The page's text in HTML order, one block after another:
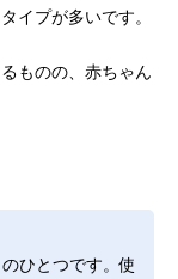
イプが多いです。
ものの、赤ちゃん
ひとつです。使